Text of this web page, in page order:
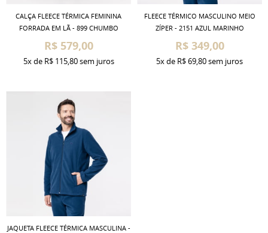
CALÇA FLEECE TÉRMICA FEMININA
FORRADA EM LÃ - 899 CHUMBO
R$ 579,00
5xde R$ 115,80sem juros
FLEECE TÉRMICO MASCULINO MEIO
ZÍPER - 2151 AZUL MARINHO
R$ 349,00
5xde R$ 69,80sem juros
JAQUETA FLEECE TÉRMICA MASCULINA -